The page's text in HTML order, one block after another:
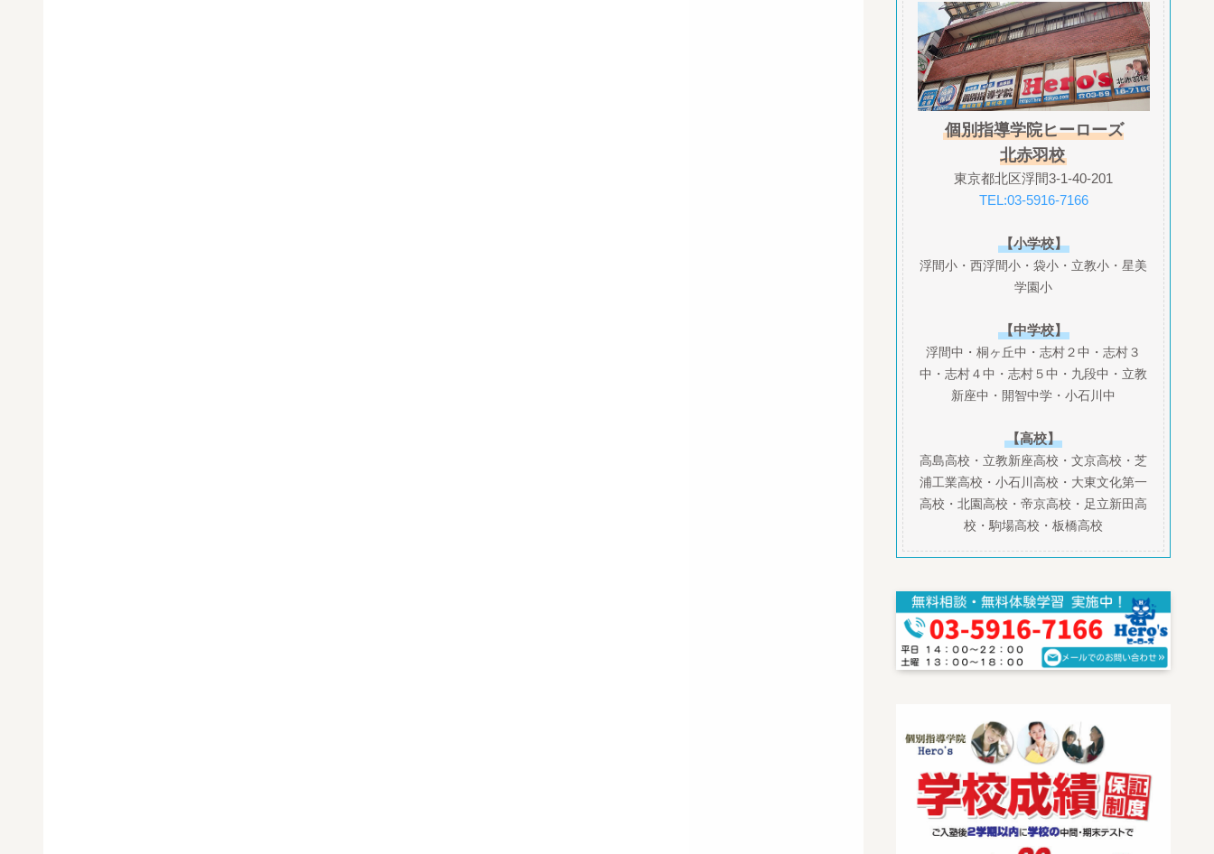
個別指導学院ヒーローズ
北赤羽校
東京都北区浮間3-1-40-201
TEL:03-5916-7166
【小学校】
浮間小・西浮間小・袋小・立教小・星美
学園小
【中学校】
浮間中・桐ヶ丘中・志村２中・志村３
中・志村４中・志村５中・九段中・立教
新座中・開智中学・小石川中
【高校】
高島高校・立教新座高校・文京高校・芝
浦工業高校・小石川高校・大東文化第一
高校・北園高校・帝京高校・足立新田高
校・駒場高校・板橋高校